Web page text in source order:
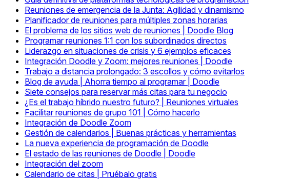
Reuniones de emergencia de la Junta: Agilidad y dinamismo
Planificador de reuniones para múltiples zonas horarias
El problema de los sitios web de reuniones | Doodle Blog
Programar reuniones 1:1 con los subordinados directos
Liderazgo en situaciones de crisis y 6 ejemplos eficaces
Integración Doodle y Zoom: mejores reuniones | Doodle
Trabajo a distancia prolongado: 3 escollos y cómo evitarlos
Blog de ayuda | Ahorra tiempo al programar | Doodle
Siete consejos para reservar más citas para tu negocio
¿Es el trabajo híbrido nuestro futuro? | Reuniones virtuales
Facilitar reuniones de grupo 101 | Cómo hacerlo
Integración de Doodle Zoom
Gestión de calendarios | Buenas prácticas y herramientas
La nueva experiencia de programación de Doodle
El estado de las reuniones de Doodle | Doodle
Integración del zoom
Calendario de citas | Pruébalo gratis